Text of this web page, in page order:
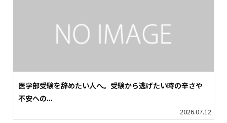
医学部受験を辞めたい人へ。受験から逃げたい時の辛さや
不安への...
2026.07.12